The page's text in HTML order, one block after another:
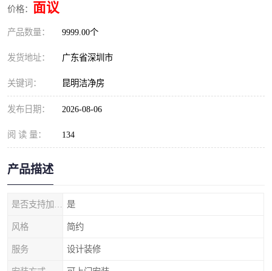
价格： 面议
产品数量： 9999.00个
发货地址： 广东省深圳市
关键词： 昆明洁净房
发布日期： 2026-08-06
阅 读 量： 134
产品描述
是
风格 简约
服务 设计装修